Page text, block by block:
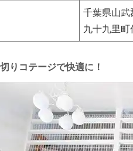
千葉県山武
九十九里
りコテージで快適に！